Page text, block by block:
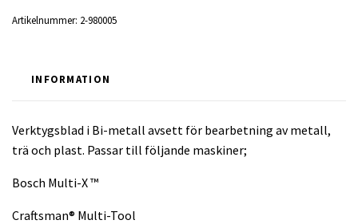
Artikelnummer: 2-980005
INFORMATION
Verktygsblad i Bi-metall avsett för bearbetning av metall,
trä och plast. Passar till följande maskiner;
Bosch Multi-X ™
Craftsman® Multi-Tool